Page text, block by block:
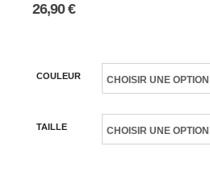
26,90€
COULEUR
TAILLE